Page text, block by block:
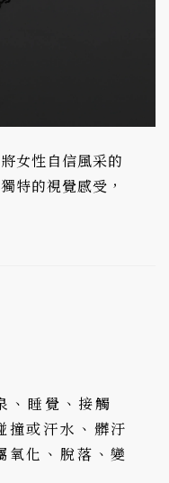
女性自信風采的
特的視覺感受，
、睡覺、接觸
撞或汗水、髒汙
氧化、脫落、變